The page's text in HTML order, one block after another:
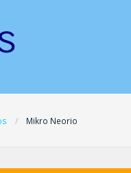
Mikro Neorio